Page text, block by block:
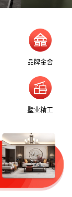
品牌金舍
墅业精工